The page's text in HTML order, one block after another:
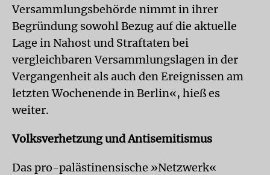
Versammlungsbehörde nimmt in ihrer
Begründung sowohl Bezug auf die aktuelle
Lage in Nahost und Straftaten bei
vergleichbaren Versammlungslagen in der
Vergangenheit als auch den Ereignissen am
letzten Wochenende in Berlin«, hieß es
weiter.
Volksverhetzung und Antisemitismus
Das pro-palästinensische »Netzwerk«